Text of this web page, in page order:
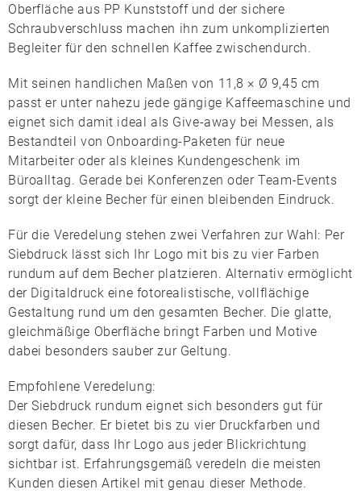
Oberfläche aus PP Kunststoffund der sichere
Schraubverschluss machen ihn zum unkomplizierten
Begleiter für den schnellen Kaffee zwischendurch.
Mit seinen handlichen Maßen von 11,8 × Ø 9,45 cm
passt er unter nahezu jede gängige Kaffeemaschine und
eignet sich damit ideal als Give-away bei Messen, als
Bestandteil von Onboarding-Paketen für neue
Mitarbeiter oder als kleines Kundengeschenk im
Büroalltag. Gerade bei Konferenzen oder Team-Events
sorgt der kleine Becher für einen bleibenden Eindruck.
Für die Veredelung stehen zwei Verfahren zur Wahl: Per
Siebdruck lässt sich Ihr Logo mit bis zu vier Farben
rundum auf dem Becher platzieren. Alternativ ermöglicht
der Digitaldruck eine fotorealistische, vollflächige
Gestaltung rund um den gesamten Becher. Die glatte,
gleichmäßige Oberfläche bringt Farben und Motive
dabei besonders sauber zur Geltung.
Empfohlene Veredelung:
DerSiebdruck rundum eignet sich besonders gut für
diesen Becher. Er bietet bis zu vier Druckfarben und
sorgt dafür, dass Ihr Logo aus jeder Blickrichtung
sichtbar ist. Erfahrungsgemäß veredeln die meisten
Kunden diesen Artikel mit genau dieser Methode.